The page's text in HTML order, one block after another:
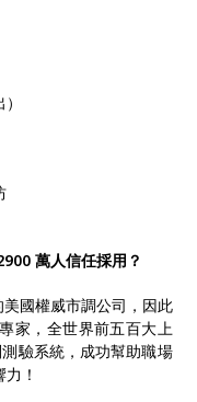
萬人信任採用？
國權威市調公司，因此
家，全世界前五百大上
驗系統，成功幫助職場
！